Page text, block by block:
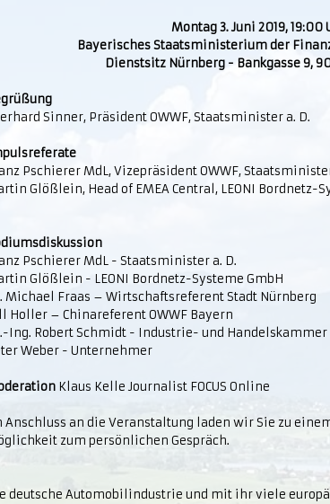
Montag 3. Juni 2019, 19:00
Bayerisches Staatsministerium der
Dienstsitz Nürnberg - Bankgasse 9,
Sinner, Präsident OWWF, Staatsminister a. D.
Pschierer MdL, Vizepräsident OWWF,
Glößlein, Head of EMEA Central, LEONI Bordnetz-
Pschierer MdL - Staatsminister a. D.
Glößlein - LEONI Bordnetz-Systeme GmbH
Michael Fraas – Wirtschaftsreferent Stadt Nürnberg
Holler – Chinareferent OWWF Bayern
Ing. Robert Schmidt - Industrie- und
Weber - Unternehmer
Klaus Kelle Journalist FOCUS Online
Anschluss an die Veranstaltung laden wir Sie zu
zum persönlichen Gespräch.
deutsche Automobilindustrie und mit ihr viele